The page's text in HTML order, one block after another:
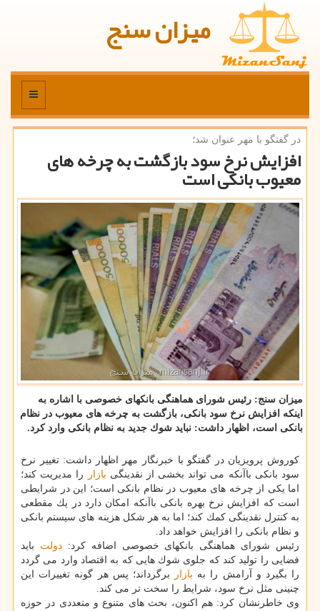
میزان سنج
منو
در گفتگو با مهر عنوان شد؛
افزایش نرخ سود بازگشت به چرخه های
معیوب بانكی است
میزان سنج: رئیس شورای هماهنگی بانكهای خصوصی با اشاره به
اینكه افزایش نرخ سود بانكی، بازگشت به چرخه های معیوب در نظام
بانكی است، اظهار داشت: نباید شوك جدید به نظام بانكی وارد كرد.
كوروش پرویزیان در گفتگو با خبرنگار مهر اظهار داشت: تغییر نرخ
سود بانكی باآنكه می تواند بخشی از نقدینگی بازار
را مدیریت كند؛
اما یكی از چرخه های معیوب در نظام بانكی است؛ این در شرایطی
است كه افزایش نرخ بهره بانكی باآنكه امكان دارد در یك مقطعی
به كنترل نقدینگی كمك كند؛ اما به هر شكل هزینه های سیستم بانكی
و نظام بانكی را افزایش خواهد داد.
رئیس شورای هماهنگی بانكهای خصوصی اضافه كرد:دولت باید
فضایی را تولید كند كه جلوی شوك هایی كه به اقتصاد وارد می گردد
را بگیرد و آرامش را به بازار
برگرداند؛ پس هر گونه تغییرات این
چنینی مثل نرخ سود، شرایط را سخت تر می كند.
وی خاطرنشان كرد: هم اكنون، بحث های متنوع و متعددی در حوزه